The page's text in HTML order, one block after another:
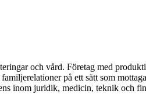
och vård. Företag med
på ett sätt som
inom juridik, medicin, teknik och